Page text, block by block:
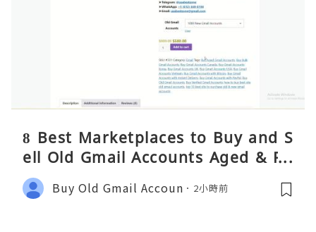
8 Best Marketplaces to Buy and S
ell Old Gmail Accounts Aged & PV
A Safely (Any Country) – 2026 Gui
de
Buy Old Gmail Accoun 2小時前